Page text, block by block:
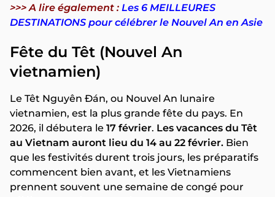
>>> A lire également : Les 6 MEILLEURES
DESTINATIONS pour célébrer le Nouvel An en Asie
Fête du Têt (Nouvel An
vietnamien)
Le Têt Nguyên Đán, ou Nouvel An lunaire
vietnamien, est la plus grande fête du pays. En
2026, il débutera le 17 février. Les vacances du Têt
au Vietnam auront lieu du 14 au 22 février. Bien
que les festivités durent trois jours, les préparatifs
commencent bien avant, et les Vietnamiens
prennent souvent une semaine de congé pour